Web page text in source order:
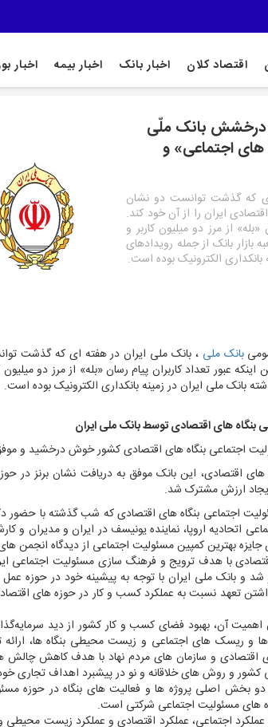
اقتصاد کلان اخبار بانک اخبار بیمه اخبار
درخشش بانک ملّی
اجتماعی» و
ای که گذشت توانست دو نشان
ایران را از آن خود کند.
از مرز دو میلیون کاربر و
بازار بانک از جمله رویدادهای
الکترونیک بوده است.
بانک ملی ، بانک ملی ایران در هفته ای که گذشت
عبور تعداد کاربران پیام رسان «بله» از مرز دو میلیون
بانک ملی ایران در زمینه بانکداری الکترونیک بوده است.
بنگاه های اقتصادی توسط بانک ملی ایران
اجتماعی بنگاه های اقتصادی کشور خوش درخشید و
اقتصادی، این بانک موفق به دریافت نشان برنز در
ارزش مشترک شد.
اجتماعی بنگاه های اقتصادی که شب گذشته با حضور
اتحادیه اروپا، نماینده یونیسف در ایران و مدیران
بهترین کمپین مسئولیت اجتماعی از دیدگاه انجمن
با هدف ترویج و فرهنگ سازی مسئولیت اجتماعی
شد و بانک ملی ایران با توجه به پیشینه خود در حوزه
تعهد نسبت به عملکرد کسب و کار در حوزه های
آن، بهبود فضای کسب و کار کشور از دید
های اجتماعی و زیست محیطی بنگاه ها، ارائه
اقتصادی و سازمان های مردم نهاد با هدف کاهش
کشور و روش های خلاقانه و نو در پیشبرد اهداف تجاری
بخش اصلی پروژه ها و فعالیت های بنگاه در حوزه